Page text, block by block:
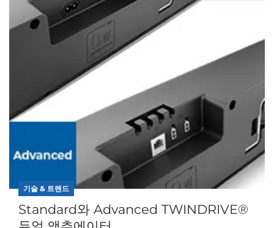
기술 & 트렌드
Standard와 Advanced TWINDRIVE®